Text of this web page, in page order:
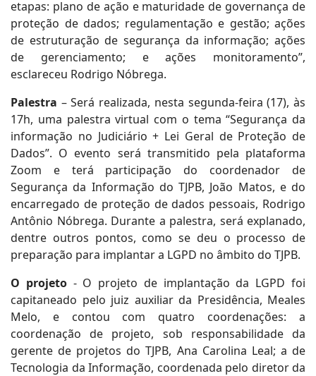
etapas: plano de ação e maturidade de governança de
proteção de dados; regulamentação e gestão; ações
de estruturação de segurança da informação; ações
de gerenciamento; e ações monitoramento”,
esclareceu Rodrigo Nóbrega.
Palestra – Será realizada, nesta segunda-feira (17), às
17h, uma palestra virtual com o tema “Segurança da
informação no Judiciário + Lei Geral de Proteção de
Dados”. O evento será transmitido pela plataforma
Zoom e terá participação do coordenador de
Segurança da Informação do TJPB, João Matos, e do
encarregado de proteção de dados pessoais, Rodrigo
Antônio Nóbrega. Durante a palestra, será explanado,
dentre outros pontos, como se deu o processo de
preparação para implantar a LGPD no âmbito do TJPB.
O projeto- O projeto de implantação da LGPD foi
capitaneado pelo juiz auxiliar da Presidência, Meales
Melo, e contou com quatro coordenações: a
coordenação de projeto, sob responsabilidade da
gerente de projetos do TJPB, Ana Carolina Leal; a de
Tecnologia da Informação, coordenada pelo diretor da